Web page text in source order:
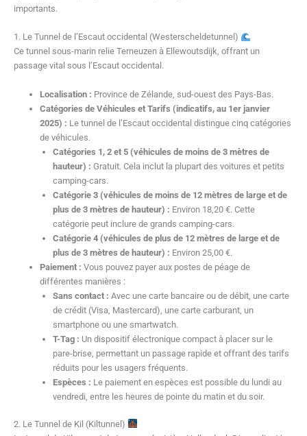
importants.
1. Le Tunnel de l’Escaut occidental (Westerscheldetunnel)
Ce tunnel sous-marin relie Terneuzen à Ellewoutsdijk, offrant un
passage vital sous l’Escaut occidental.
Localisation : Province de Zélande, sud-ouest des Pays-Bas.
Catégories de Véhicules et Tarifs (indicatifs, au 1er janvier
2025) : Le tunnel de l’Escaut occidental distingue cinq catégories
de véhicules.
Catégories 1, 2 et 5 (véhicules de moins de 3 mètres de
hauteur) : Gratuit. Cela inclut la plupart des voitures et petits
camping-cars.
Catégorie 3 (véhicules de moins de 12 mètres de large et de
plus de 3 mètres de hauteur) : Environ 18,20 €. Cette
catégorie peut inclure de grands camping-cars.
Catégorie 4 (véhicules de plus de 12 mètres de large et de
plus de 3 mètres de hauteur) : Environ 25,00 €.
Paiement : Vous pouvez payer aux postes de péage de
différentes manières :
Sans contact : Avec une carte bancaire ou de débit, une carte
de crédit (Visa, Mastercard), une carte carburant, un
smartphone ou une smartwatch.
T-Tag : Un dispositif électronique compact à placer sur le
pare-brise, permettant un passage rapide et offrant des tarifs
réduits pour les usagers fréquents.
Espèces : Le paiement en espèces est possible du lundi au
vendredi, entre les heures de pointe du matin et du soir.
2. Le Tunnel de Kil (Kiltunnel)